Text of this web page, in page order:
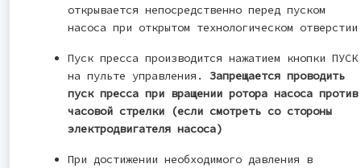
открывается непосредственно перед пуском
насоса при открытом технологическом отверстии
Пуск пресса производится нажатием кнопки ПУСК
на пульте управления. Запрещается проводить
пуск пресса при вращении ротора насоса против
часовой стрелки (если смотреть со стороны
электродвигателя насоса)
При достижении необходимого давления в